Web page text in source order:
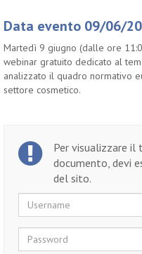
Data evento 09/06/
Martedì 9 giugno (dalle ore
webinar gratuito dedicato al
analizzato il quadro normativo
settore cosmetico.
Per visualizzare
documento, devi
del sito.
Username
Password